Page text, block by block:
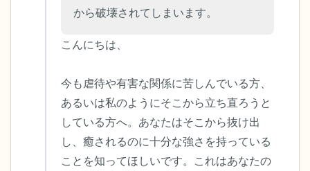
から破壊されてしまいます。
こんにちは、
今も虐待や有害な関係に苦しんでいる方、
あるいは私のようにそこから立ち直ろうと
している方へ。あなたはそこから抜け出
し、癒されるのに十分な強さを持っている
ことを知ってほしいです。これはあなたの
聞こえるもの3つ
自分の好きなところ1つ。
最後に深呼吸をしましょう。